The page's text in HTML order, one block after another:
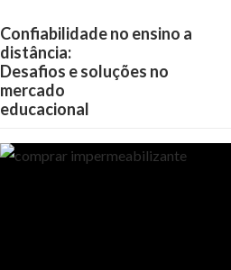
Confiabilidade no ensino a
distância:
Desafios e soluções no
mercado
educacional